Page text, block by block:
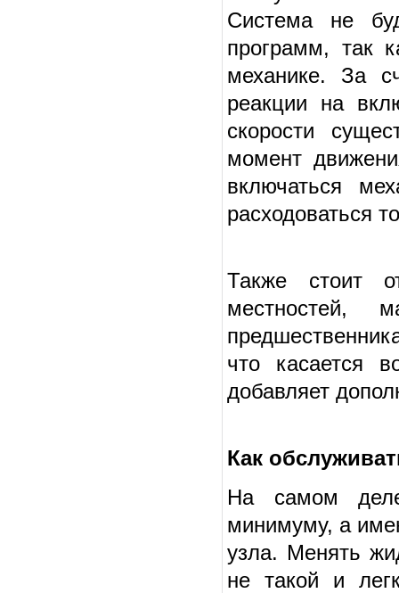
Система не
программ, так
механике. За
реакции на
скорости
момент
включаться
расходоваться
Также стоит
местностей,
что касается
добавляет
Как
На самом
минимуму, а
узла. Менять
не такой и